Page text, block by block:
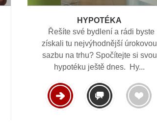
HYPOTÉKA
Řešíte své bydlení a rádi byste
získali tu nejvýhodnější úrokovou
sazbu na trhu? Spočítejte si svou
hypotéku ještě dnes. Hy...